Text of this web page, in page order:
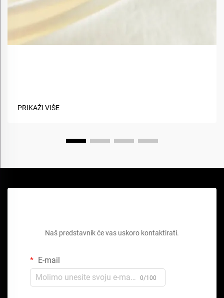
PRIKAŽI VIŠE
Naš predstavnik će vas uskoro kontaktirati.
E-mail
0/100